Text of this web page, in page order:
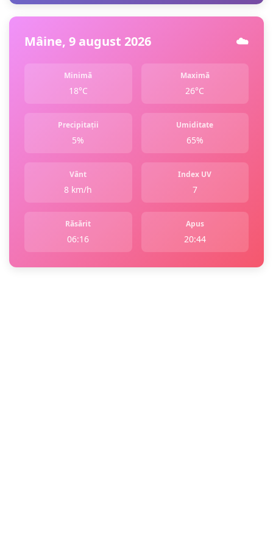
Mâine, 9 august 2026 ☁️
Minimă
18°C
Maximă
26°C
Precipitații
5%
Umiditate
65%
Vânt
8 km/h
Index UV
7
Răsărit
06:16
Apus
20:44